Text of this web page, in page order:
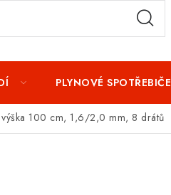
PLYNOVÉ SPOTŘEBIČE
výška 100 cm, 1,6/2,0 mm, 8 drátů